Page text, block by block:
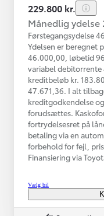
229.800 kr.
Månedlig ydelse
Førstegangsydelse
Ydelsen er beregnet
46.000,00, løbetid
variabel debitorrente
kreditbeløb kr.
47.671,36. I alt
kreditgodkendelse
forudsættes.
fortrydelsesret på
betaling via en
forbehold for fejl,
Finansiering via
Vælg bil